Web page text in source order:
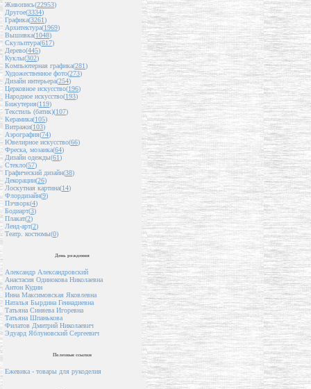
Живопись(22953)
Другое(3334)
Графика(3261)
Архитектура(1969)
Вышивка(1048)
Скульптура(617)
Дерево(445)
Куклы(302)
Компьютерная графика(281)
Художественное фото(273)
Дизайн интерьера(254)
Церковное искусство(196)
Народное искусство(193)
Бижутерия(119)
Текстиль (батик)(107)
Керамика(105)
Витражи(103)
Аэрография(74)
Ювелирное искусство(66)
Фреска, мозаика(64)
Дизайн одежды(61)
Стекло(57)
Графический дизайн(38)
Декорации(26)
Лоскутная картина(14)
Флордизайн(9)
Пэчворк(4)
Бодиарт(3)
Плакат(2)
Ленд-арт(2)
Театр. костюмы(0)
День рождения
Александр Александровский
Анастасия Одинокова Николаевна
Антон Кудин
Инна Максимовская Яковлевна
Наталья Бырдина Геннадиевна
Татьяна Синяева Игоревна
Татьяна Шпанькова
Филатов Дмитрий Николаевич
Эдуард Яблуновский Сергеевич
Полезные ссылки
Ежевика - товары для рукоделия